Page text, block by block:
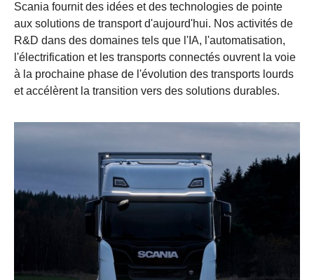
Scania fournit des idées et des technologies de pointe
aux solutions de transport d'aujourd'hui. Nos activités de
R&D dans des domaines tels que l'IA, l'automatisation,
l'électrification et les transports connectés ouvrent la voie
à la prochaine phase de l'évolution des transports lourds
et accélèrent la transition vers des solutions durables.